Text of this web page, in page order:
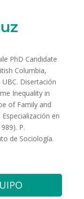
PhD Candidate
Columbia,
Disertación
Inequality in
of Family and
en
P.
de Sociología.